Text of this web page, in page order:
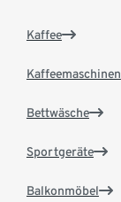
Kaffee
Kaffeemaschinen
Bettwäsche
Sportgeräte
Balkonmöbel